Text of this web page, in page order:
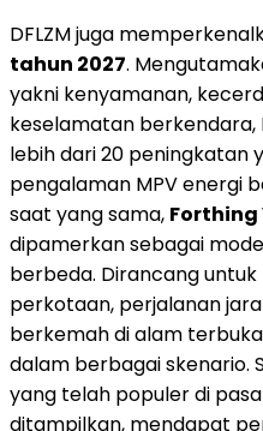
DFLZM juga
tahun 2027.
yakni kenyamanan,
keselamatan
lebih dari 20 peningkatan
pengalaman MPV energi
saat yang sama, Forthing
dipamerkan sebagai
berbeda. Dirancang
perkotaan, perjalanan
berkemah di alam
dalam berbagai skenario.
yang telah populer di
ditampilkan, mendapat